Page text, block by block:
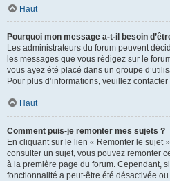
Haut
Pourquoi mon message a-t-il besoin
Les administrateurs du forum peuvent
les messages que vous rédigez sur le
vous ayez été placé dans un groupe
Pour plus d’informations, veuillez
Haut
Comment puis-je remonter mes sujets ?
En cliquant sur le lien « Remonter le sujet
consulter un sujet, vous pouvez remonter
à la première page du forum. Cependant,
fonctionnalité a peut-être été désactivée